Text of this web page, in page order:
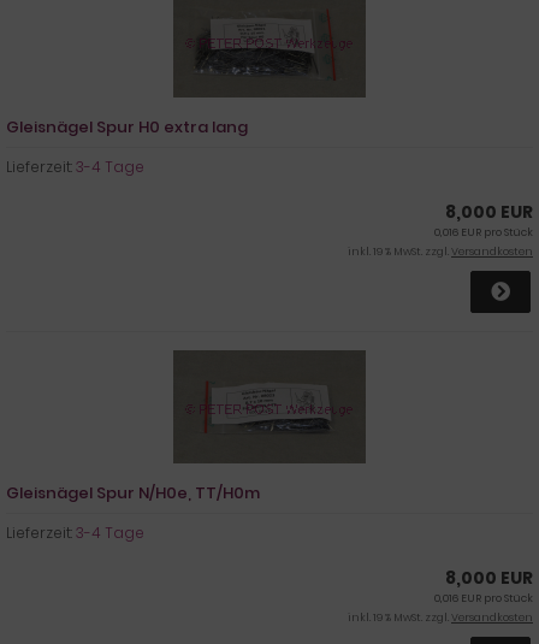
Gleisnägel Spur H0 extra lang
Lieferzeit:3-4 Tage
8,000 EUR
0,016 EUR pro Stück
inkl. 19 % MwSt. zzgl.Versandkosten
Gleisnägel Spur N/H0e, TT/H0m
Lieferzeit:3-4 Tage
8,000 EUR
0,016 EUR pro Stück
inkl. 19 % MwSt. zzgl.Versandkosten